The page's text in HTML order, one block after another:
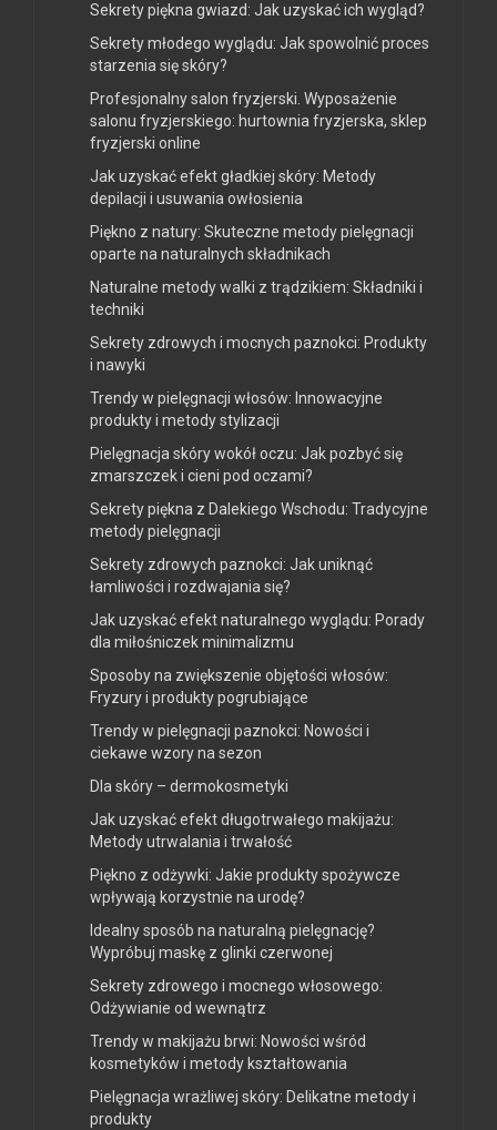
Sekrety piękna gwiazd: Jak uzyskać ich wygląd?
Sekrety młodego wyglądu: Jak spowolnić proces
starzenia się skóry?
Profesjonalny salon fryzjerski. Wyposażenie
salonu fryzjerskiego: hurtownia fryzjerska, sklep
fryzjerski online
Jak uzyskać efekt gładkiej skóry: Metody
depilacji i usuwania owłosienia
Piękno z natury: Skuteczne metody pielęgnacji
oparte na naturalnych składnikach
Naturalne metody walki z trądzikiem: Składniki i
techniki
Sekrety zdrowych i mocnych paznokci: Produkty
i nawyki
Trendy w pielęgnacji włosów: Innowacyjne
produkty i metody stylizacji
Pielęgnacja skóry wokół oczu: Jak pozbyć się
zmarszczek i cieni pod oczami?
Sekrety piękna z Dalekiego Wschodu: Tradycyjne
metody pielęgnacji
Sekrety zdrowych paznokci: Jak uniknąć
łamliwości i rozdwajania się?
Jak uzyskać efekt naturalnego wyglądu: Porady
dla miłośniczek minimalizmu
Sposoby na zwiększenie objętości włosów:
Fryzury i produkty pogrubiające
Trendy w pielęgnacji paznokci: Nowości i
ciekawe wzory na sezon
Dla skóry – dermokosmetyki
Jak uzyskać efekt długotrwałego makijażu:
Metody utrwalania i trwałość
Piękno z odżywki: Jakie produkty spożywcze
wpływają korzystnie na urodę?
Idealny sposób na naturalną pielęgnację?
Wypróbuj maskę z glinki czerwonej
Sekrety zdrowego i mocnego włosowego:
Odżywianie od wewnątrz
Trendy w makijażu brwi: Nowości wśród
kosmetyków i metody kształtowania
Pielęgnacja wrażliwej skóry: Delikatne metody i
produkty